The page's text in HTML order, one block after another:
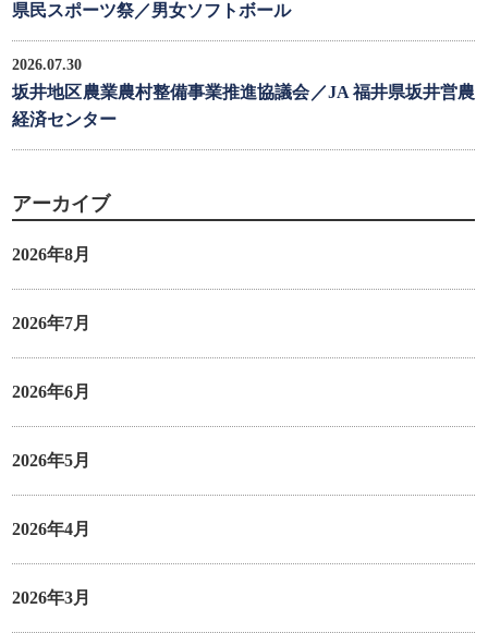
県民スポーツ祭／男女ソフトボール
2026.07.30
坂井地区農業農村整備事業推進協議会／JA 福井県坂井営農
経済センター
アーカイブ
2026年8月
2026年7月
2026年6月
2026年5月
2026年4月
2026年3月